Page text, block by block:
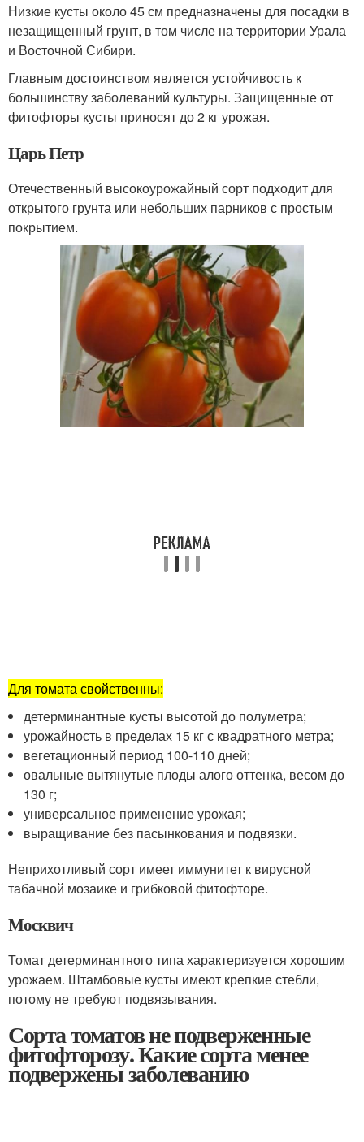
Низкие кусты около 45 см предназначены для посадки в
незащищенный грунт, в том числе на территории Урала
и Восточной Сибири.
Главным достоинством является устойчивость к
большинству заболеваний культуры. Защищенные от
фитофторы кусты приносят до 2 кг урожая.
Царь Петр
Отечественный высокоурожайный сорт подходит для
открытого грунта или небольших парников с простым
покрытием.
Для томата свойственны:
детерминантные кусты высотой до полуметра;
урожайность в пределах 15 кг с квадратного метра;
вегетационный период 100-110 дней;
овальные вытянутые плоды алого оттенка, весом до
130 г;
универсальное применение урожая;
выращивание без пасынкования и подвязки.
Неприхотливый сорт имеет иммунитет к вирусной
табачной мозаике и грибковой фитофторе.
Москвич
Томат детерминантного типа характеризуется хорошим
урожаем. Штамбовые кусты имеют крепкие стебли,
потому не требуют подвязывания.
Сорта томатов не подверженные
фитофторозу. Какие сорта менее
подвержены заболеванию